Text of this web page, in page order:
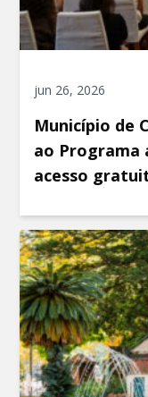
jun 26, 2026
Município de
ao Programa
acesso